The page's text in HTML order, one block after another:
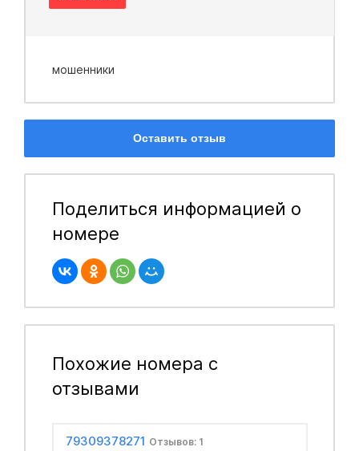
мошенники
Оставить отзыв
Поделиться информацией о
номере
Похожие номера с
отзывами
79309378271 Отзывов: 1